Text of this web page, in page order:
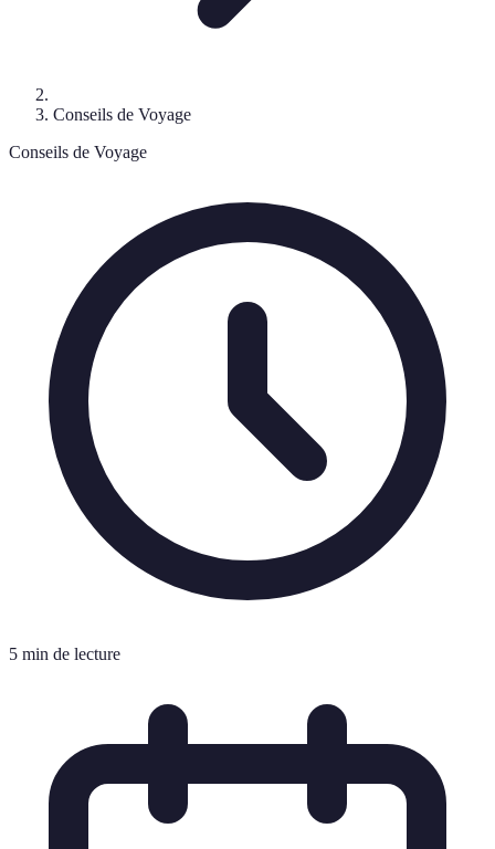
Conseils de Voyage
Conseils de Voyage
5 min de lecture